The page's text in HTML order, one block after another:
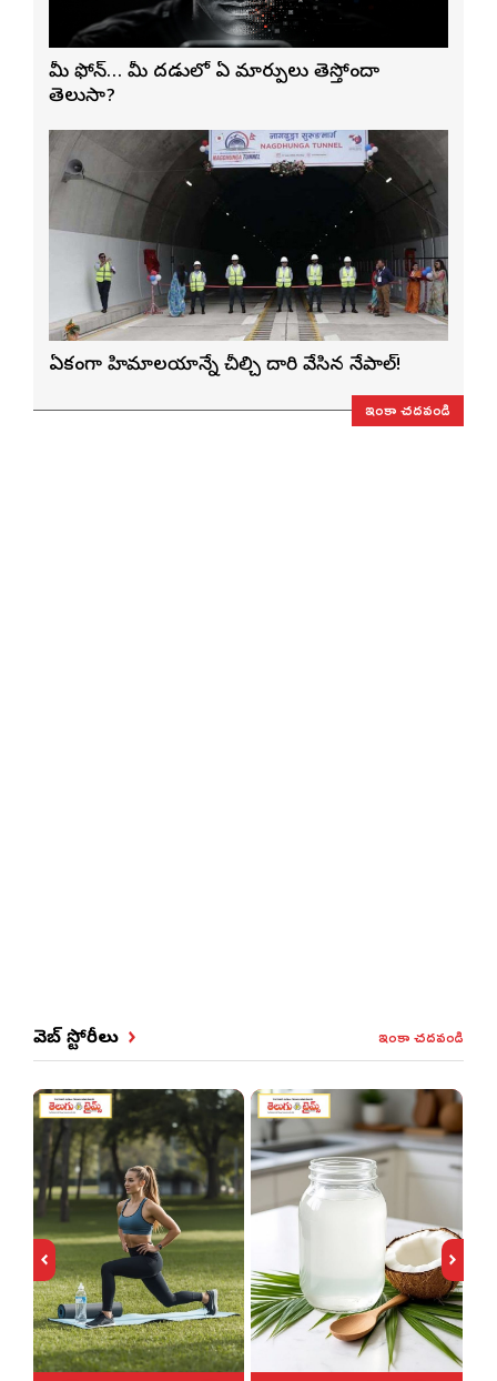
మీ ఫోన్… మీ మెదడులో ఏ మార్పులు తెస్తోందా
తెలుసా?
ఏకంగా హిమాలయాన్నే చీల్చి దారి వేసిన నేపాల్!
ఇంకా చదవండి
వెబ్ స్టోరీలు ఇంకా చదవండి